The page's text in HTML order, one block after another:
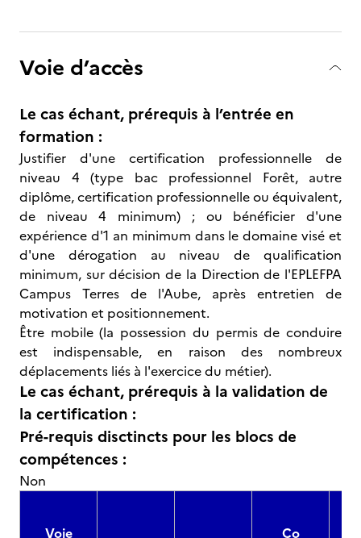
Voie d’accès
Le cas échant, prérequis à l’entrée en
formation :
Justifier d'une certification professionnelle de
niveau 4 (type bac professionnel Forêt, autre
diplôme, certification professionnelle ou équivalent,
de niveau 4 minimum) ; ou bénéficier d'une
expérience d'1 an minimum dans le domaine visé et
d'une dérogation au niveau de qualification
minimum, sur décision de la Direction de l'EPLEFPA
Campus Terres de l'Aube, après entretien de
motivation et positionnement.
Être mobile (la possession du permis de conduire
est indispensable, en raison des nombreux
déplacements liés à l'exercice du métier).
Le cas échant, prérequis à la validation de
la certification :
Pré-requis disctincts pour les blocs de
compétences :
Non
Voie
Co